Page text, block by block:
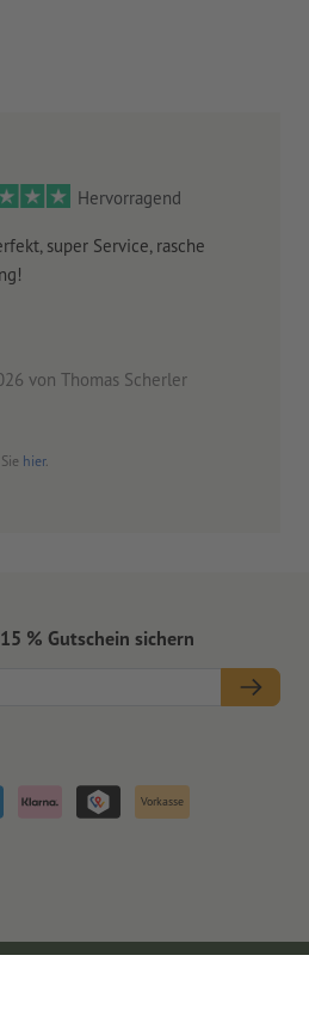
Hervorragend
super Service, rasche
von Thomas Scherler
hier.
% Gutschein sichern
Vorkasse